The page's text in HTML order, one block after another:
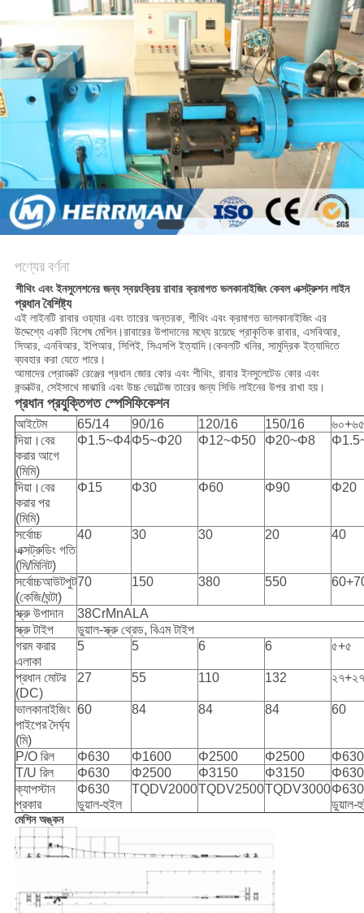
সাইট
ম্যাপ
গোপনীয়তা
নীতি
পণ্যের বর্ণনা
শীথিং এবং ইনসুলেশনের জন্য স্বয়ংক্রিয় রাবার ক্রমাগত ভলকানাইজিং কেবল এক্সট্রুশন লাইন
প্রধান বৈশিষ্ট্য
এই লাইনটি রাবার ওয়্যার এবং তারের অন্তরক, শীথিং এবং ক্রমাগত ভালকানাইজিং এর
উদ্দেশ্যে একটি বিশেষ মেশিন।রাবারের উপাদানের মধ্যে রয়েছে প্রাকৃতিক রাবার, এসবিআর,
সিআর, এনবিআর, ইপিআর, সিপিই, সিএসপি ইত্যাদি।কেবলটি খনির, সামুদ্রিক ইত্যাদিতে
ব্যবহার করা যেতে পারে।
আমাদের প্রোডাক্ট রেঞ্জের প্রধান জোর কোর এবং শীথিং, রাবার ইনসুলেটেড কোর এবং
কন্ডাক্টর, সেইসাথে মাঝারি এবং উচ্চ ভোল্টেজ তারের জন্য সিভি লাইনের উপর রাখা হয়।
প্রধান প্রযুক্তিগত স্পেসিফিকেশন
আইটেম 65/14 90/16 120/16 150/16
৬০+৬৫
দিয়া।বের
করার আগে
(মিমি)
Φ1.5~Φ4Φ5~Φ20 Φ12~Φ50 Φ20~Φ8
দিয়া।বের
করার পর
(মিমি)
Φ15 Φ30 Φ60 Φ90 Φ20
সর্বোচ্চ
এক্সট্রুডিং গতি
(মি/মিনিট)
40 30 30 20 40
সর্বোচ্চআউটপুট
(কেজি/ঘন্টা)
70 150 380 550
স্ক্রু উপাদান
38CrMnALA
স্ক্রু টাইপ
ডুয়াল-স্ক্রু থ্রেড, বিএম টাইপ
গরম করার
এলাকা
5 5 6 6 ৫+৫
প্রধান মোটর
(DC)
27 55 110 132 ২৭+২৭
ভালকানাইজিং
পাইপের দৈর্ঘ্য
(মি)
60 84 84 84 60
P/O রিল Φ630 Φ1600 Φ2500 Φ2500
Φ630
T/U রিল
Φ630 Φ2500 Φ3150 Φ3150
Φ630
ক্যাপস্টান
প্রকার
Φ630
ডুয়াল-হুইল
TQDV2000TQDV2500TQDV3000Φ630
ডুয়াল-
মেশিন অঙ্কন